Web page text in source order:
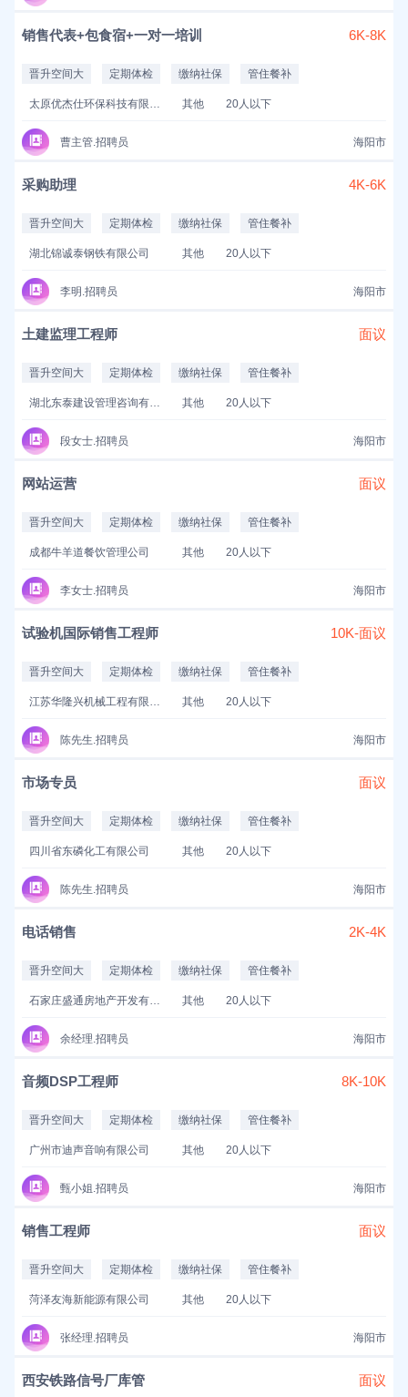
销售代表+包食宿+一对一培训 6K-8K
晋升空间大 定期体检 缴纳社保 管住餐补
太原优杰仕环保科技有限公司 其他 20人以下
曹主管.招聘员 海阳市
采购助理 4K-6K
晋升空间大 定期体检 缴纳社保 管住餐补
湖北锦诚泰钢铁有限公司 其他 20人以下
李明.招聘员 海阳市
土建监理工程师 面议
晋升空间大 定期体检 缴纳社保 管住餐补
湖北东泰建设管理咨询有限公司 其他 20人以下
段女士.招聘员 海阳市
网站运营 面议
晋升空间大 定期体检 缴纳社保 管住餐补
成都牛羊道餐饮管理公司 其他 20人以下
李女士.招聘员 海阳市
试验机国际销售工程师 10K-面议
晋升空间大 定期体检 缴纳社保 管住餐补
江苏华隆兴机械工程有限公司 其他 20人以下
陈先生.招聘员 海阳市
市场专员 面议
晋升空间大 定期体检 缴纳社保 管住餐补
四川省东磷化工有限公司 其他 20人以下
陈先生.招聘员 海阳市
电话销售 2K-4K
晋升空间大 定期体检 缴纳社保 管住餐补
石家庄盛通房地产开发有限公司 其他 20人以下
余经理.招聘员 海阳市
音频DSP工程师 8K-10K
晋升空间大 定期体检 缴纳社保 管住餐补
广州市迪声音响有限公司 其他 20人以下
甄小姐.招聘员 海阳市
销售工程师 面议
晋升空间大 定期体检 缴纳社保 管住餐补
菏泽友海新能源有限公司 其他 20人以下
张经理.招聘员 海阳市
西安铁路信号厂库管 面议